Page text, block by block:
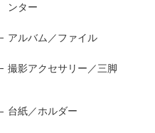
ンター
アルバム／ファイル
撮影アクセサリー／三脚
台紙／ホルダー